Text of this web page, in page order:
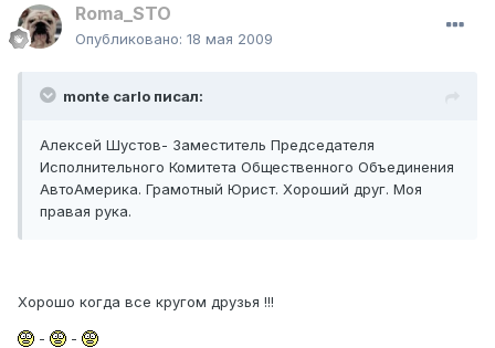
Roma_STO
Опубликовано: 18 мая 2009
monte carlo писал:
Алексей Шустов- Заместитель Председателя
Исполнительного Комитета Общественного Объединения
АвтоАмерика. Грамотный Юрист. Хороший друг. Моя
правая рука.
Хорошо когда все кругом друзья !!!
- -